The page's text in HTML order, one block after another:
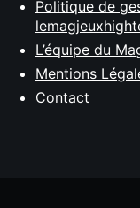
Politique de
L’équipe du
Mentions
Contact